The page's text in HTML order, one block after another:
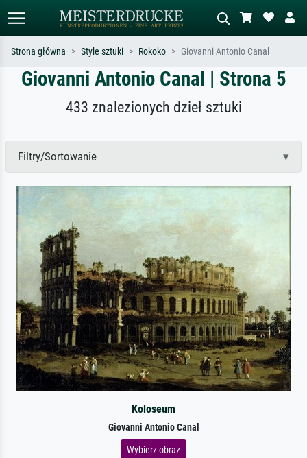
Wyszukiwanie standardowe Wyszukiwanie obrazów AI
Szukaj wg artysty, tytułu lub stylu – np.
Monet, Gwiaździsta noc,
Opisz scenę – np. zielona łąka,
abstrakcja z czerwienią, ciemny olej,
Strona główna Style sztuki Rokoko Giovanni Antonio Canal
Giovanni Antonio Canal | Strona 5
433 znalezionych dzieł sztuki
Filtry/Sortowanie
Koloseum
Giovanni Antonio Canal
Wybierz obraz